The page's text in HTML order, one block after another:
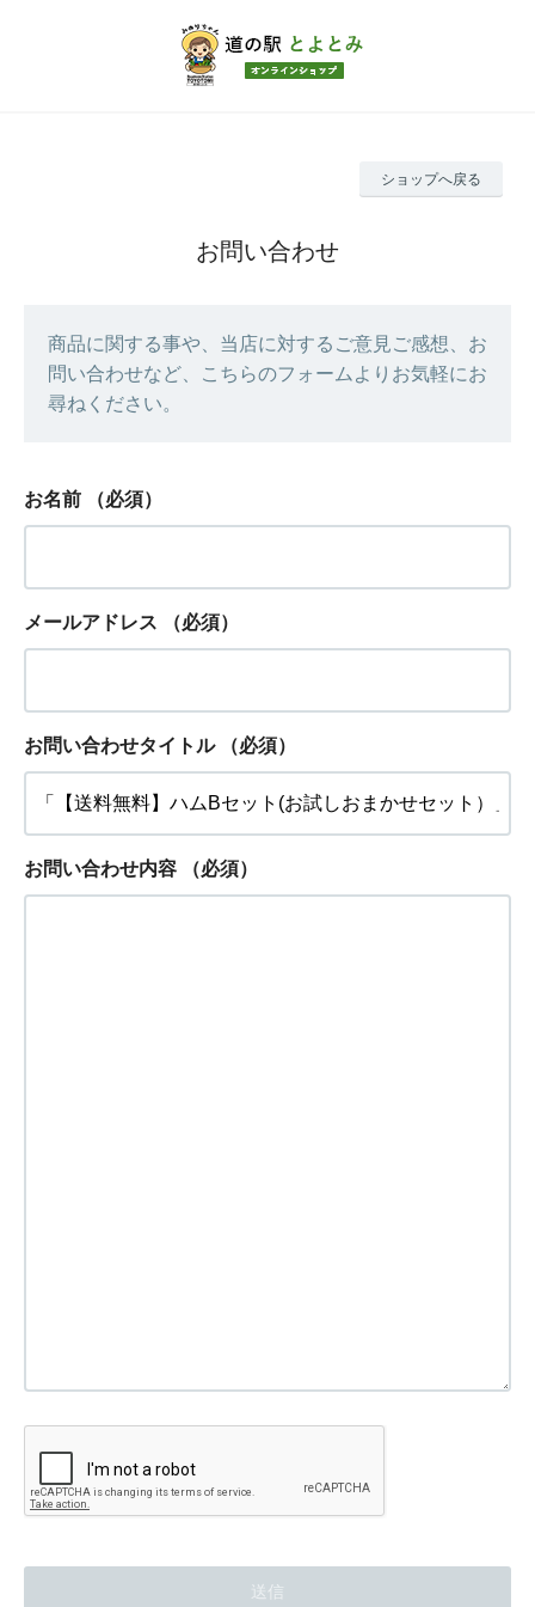
ショップへ戻る
お問い合わせ
商品に関する事や、当店に対するご意見ご感想、お
問い合わせなど、こちらのフォームよりお気軽にお
尋ねください。
お名前 （必須）
メールアドレス （必須）
お問い合わせタイトル （必須）
お問い合わせ内容 （必須）